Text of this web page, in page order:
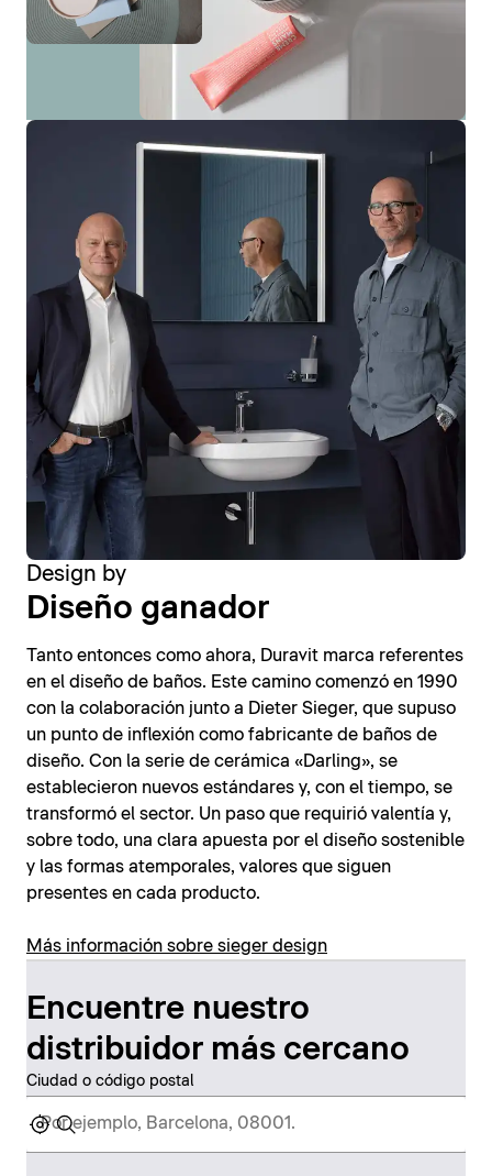
Design by
Diseño ganador
Tanto entonces como ahora, Duravit marca referentes
en el diseño de baños. Este camino comenzó en 1990
con la colaboración junto a Dieter Sieger, que supuso
un punto de inflexión como fabricante de baños de
diseño. Con la serie de cerámica «Darling», se
establecieron nuevos estándares y, con el tiempo, se
transformó el sector. Un paso que requirió valentía y,
sobre todo, una clara apuesta por el diseño sostenible
y las formas atemporales, valores que siguen
presentes en cada producto.
Más información sobre sieger design
Encuentre nuestro
distribuidor más cercano
Ciudad o código postal